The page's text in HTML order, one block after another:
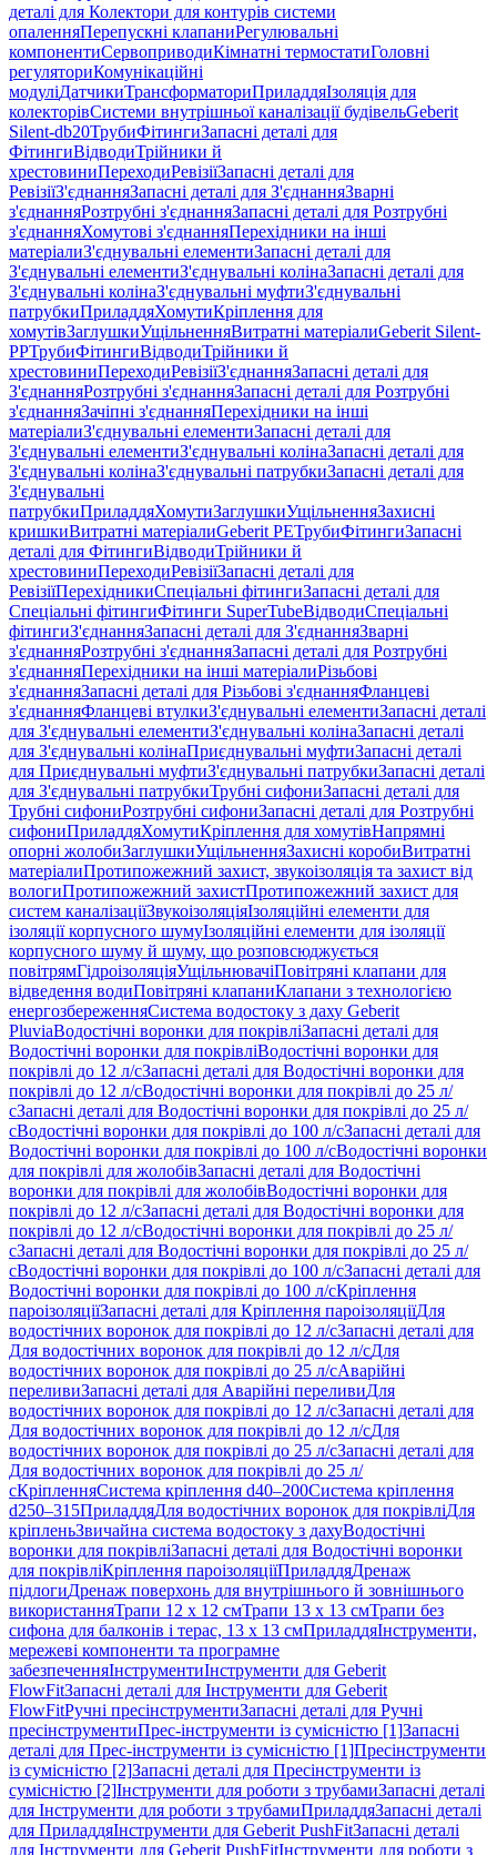
деталі для Колектори для контурів системи
опаленняПерепускні клапаниРегулювальні
компонентиСервоприводиКімнатні термостатиГоловні
регуляториКомунікаційні
модуліДатчикиТрансформаториПриладдяІзоляція для
колекторівСистеми внутрішньої каналізації будівельGeberit
Silent-db20ТрубиФітингиЗапасні деталі для
ФітингиВідводиТрійники й
хрестовиниПереходиРевізіїЗапасні деталі для
РевізіїЗ'єднанняЗапасні деталі для З'єднанняЗварні
з'єднанняРозтрубні з'єднанняЗапасні деталі для Розтрубні
з'єднанняХомутові з'єднанняПерехідники на інші
матеріалиЗ'єднувальні елементиЗапасні деталі для
З'єднувальні елементиЗ'єднувальні колінаЗапасні деталі для
З'єднувальні колінаЗ'єднувальні муфтиЗ'єднувальні
патрубкиПриладдяХомутиКріплення для
хомутівЗаглушкиУщільненняВитратні матеріалиGeberit Silent-
PPТрубиФітингиВідводиТрійники й
хрестовиниПереходиРевізіїЗ'єднанняЗапасні деталі для
З'єднанняРозтрубні з'єднанняЗапасні деталі для Розтрубні
з'єднанняЗачіпні з'єднанняПерехідники на інші
матеріалиЗ'єднувальні елементиЗапасні деталі для
З'єднувальні елементиЗ'єднувальні колінаЗапасні деталі для
З'єднувальні колінаЗ'єднувальні патрубкиЗапасні деталі для
З'єднувальні
патрубкиПриладдяХомутиЗаглушкиУщільненняЗахисні
кришкиВитратні матеріалиGeberit PEТрубиФітингиЗапасні
деталі для ФітингиВідводиТрійники й
хрестовиниПереходиРевізіїЗапасні деталі для
РевізіїПерехідникиСпеціальні фітингиЗапасні деталі для
Спеціальні фітингиФітинги SuperTubeВідводиСпеціальні
фітингиЗ'єднанняЗапасні деталі для З'єднанняЗварні
з'єднанняРозтрубні з'єднанняЗапасні деталі для Розтрубні
з'єднанняПерехідники на інші матеріалиРізьбові
з'єднанняЗапасні деталі для Різьбові з'єднанняФланцеві
з'єднанняФланцеві втулкиЗ'єднувальні елементиЗапасні деталі
для З'єднувальні елементиЗ'єднувальні колінаЗапасні деталі
для З'єднувальні колінаПриєднувальні муфтиЗапасні деталі
для Приєднувальні муфтиЗ'єднувальні патрубкиЗапасні деталі
для З'єднувальні патрубкиТрубні сифониЗапасні деталі для
Трубні сифониРозтрубні сифониЗапасні деталі для Розтрубні
сифониПриладдяХомутиКріплення для хомутівНапрямні
опорні жолобиЗаглушкиУщільненняЗахисні коробиВитратні
матеріалиПротипожежний захист, звукоізоляція та захист від
вологиПротипожежний захистПротипожежний захист для
систем каналізаціїЗвукоізоляціяІзоляційні елементи для
ізоляції корпусного шумуІзоляційні елементи для ізоляції
корпусного шуму й шуму, що розповсюджується
повітрямГідроізоляціяУщільнювачіПовітряні клапани для
відведення водиПовітряні клапаниКлапани з технологією
енергозбереженняСистема водостоку з даху Geberit
PluviaВодостічні воронки для покрівліЗапасні деталі для
Водостічні воронки для покрівліВодостічні воронки для
покрівлі до 12 л/сЗапасні деталі для Водостічні воронки для
покрівлі до 12 л/сВодостічні воронки для покрівлі до 25 л/
сЗапасні деталі для Водостічні воронки для покрівлі до 25 л/
сВодостічні воронки для покрівлі до 100 л/сЗапасні деталі для
Водостічні воронки для покрівлі до 100 л/сВодостічні воронки
для покрівлі для жолобівЗапасні деталі для Водостічні
воронки для покрівлі для жолобівВодостічні воронки для
покрівлі до 12 л/сЗапасні деталі для Водостічні воронки для
покрівлі до 12 л/сВодостічні воронки для покрівлі до 25 л/
сЗапасні деталі для Водостічні воронки для покрівлі до 25 л/
сВодостічні воронки для покрівлі до 100 л/сЗапасні деталі для
Водостічні воронки для покрівлі до 100 л/сКріплення
пароізоляціїЗапасні деталі для Кріплення пароізоляціїДля
водостічних воронок для покрівлі до 12 л/сЗапасні деталі для
Для водостічних воронок для покрівлі до 12 л/сДля
водостічних воронок для покрівлі до 25 л/сАварійні
переливиЗапасні деталі для Аварійні переливиДля
водостічних воронок для покрівлі до 12 л/сЗапасні деталі для
Для водостічних воронок для покрівлі до 12 л/сДля
водостічних воронок для покрівлі до 25 л/сЗапасні деталі для
Для водостічних воронок для покрівлі до 25 л/
сКріпленняСистема кріплення d40–200Система кріплення
d250–315ПриладдяДля водостічних воронок для покрівліДля
кріпленьЗвичайна система водостоку з дахуВодостічні
воронки для покрівліЗапасні деталі для Водостічні воронки
для покрівліКріплення пароізоляціїПриладдяДренаж
підлогиДренаж поверхонь для внутрішнього й зовнішнього
використанняТрапи 12 x 12 смТрапи 13 x 13 смТрапи без
сифона для балконів і терас, 13 x 13 смПриладдяІнструменти,
мережеві компоненти та програмне
забезпеченняІнструментиІнструменти для Geberit
FlowFitЗапасні деталі для Інструменти для Geberit
FlowFitРучні пресінструментиЗапасні деталі для Ручні
пресінструментиПрес-інструменти із сумісністю [1]Запасні
деталі для Прес-інструменти із сумісністю [1]Пресінструменти
із сумісністю [2]Запасні деталі для Пресінструменти із
сумісністю [2]Інструменти для роботи з трубамиЗапасні деталі
для Інструменти для роботи з трубамиПриладдяЗапасні деталі
для ПриладдяІнструменти для Geberit PushFitЗапасні деталі
для Інструменти для Geberit PushFitІнструменти для роботи з